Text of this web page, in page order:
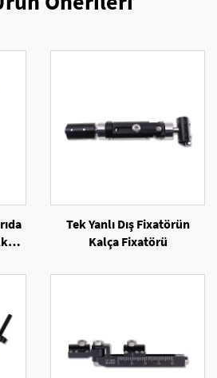
Tek Yanlı Dış Fixatörün
Kalça Fixatörü